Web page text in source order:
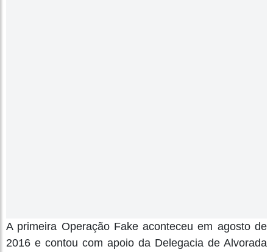
A primeira Operação Fake aconteceu em agosto de
2016 e contou com apoio da Delegacia de Alvorada